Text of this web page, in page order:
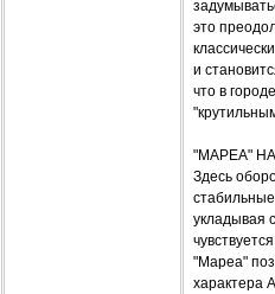
это
и
что в
"МАРЕА"
Здесь
укладывая
"Мареа"
характера